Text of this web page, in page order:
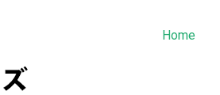
Home